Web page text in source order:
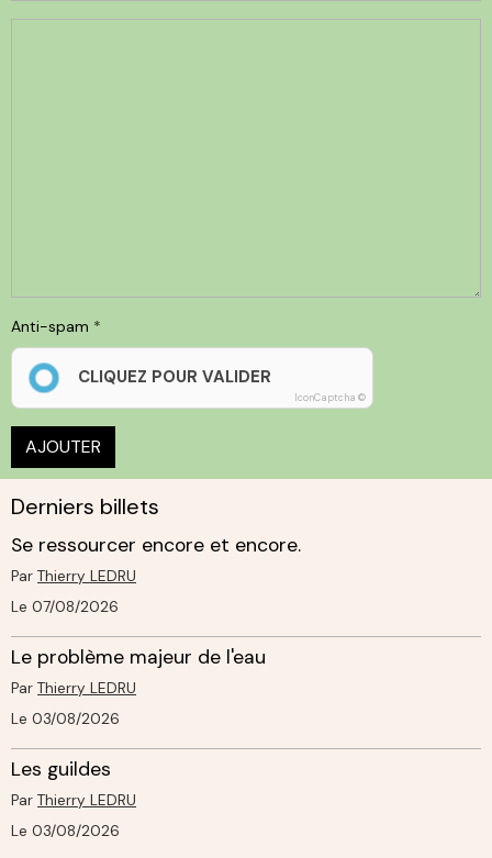
Anti-spam
CLIQUEZ POUR VALIDER
IconCaptcha ©
AJOUTER
Derniers billets
Se ressourcer encore et encore.
Par Thierry LEDRU
Le 07/08/2026
Le problème majeur de l'eau
Par Thierry LEDRU
Le 03/08/2026
Les guildes
Par Thierry LEDRU
Le 03/08/2026